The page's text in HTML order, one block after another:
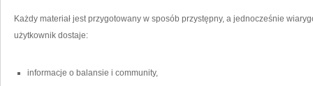
Każdy materiał jest przygotowany w sposób przystępny, a jednocześnie
użytkownik dostaje:
informacje o balansie i community,